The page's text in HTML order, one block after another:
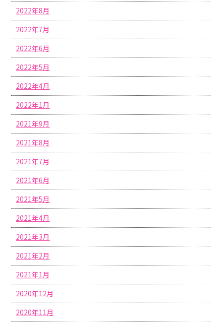
2022年8月
2022年7月
2022年6月
2022年5月
2022年4月
2022年1月
2021年9月
2021年8月
2021年7月
2021年6月
2021年5月
2021年4月
2021年3月
2021年2月
2021年1月
2020年12月
2020年11月